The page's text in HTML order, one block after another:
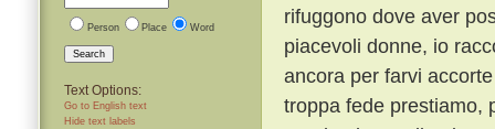
Person Place Word
Search
Text Options:
Go to English text
Hide text labels
rifuggono dove aver
piacevoli donne, io
ancora per farvi
troppa fede prestiamo,